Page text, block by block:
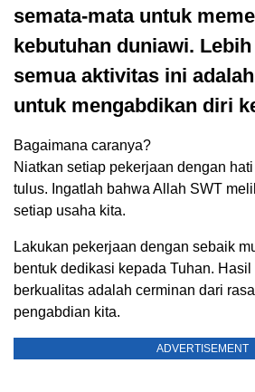
semata-mata untuk
kebutuhan duniawi.
semua aktivitas ini
untuk mengabdikan diri
Bagaimana caranya?
Niatkan setiap pekerjaan dengan
tulus. Ingatlah bahwa Allah SWT
setiap usaha kita.
Lakukan pekerjaan dengan sebaik
bentuk dedikasi kepada Tuhan. Hasil
berkualitas adalah cerminan dari
pengabdian kita.
ADVERTISEMENT